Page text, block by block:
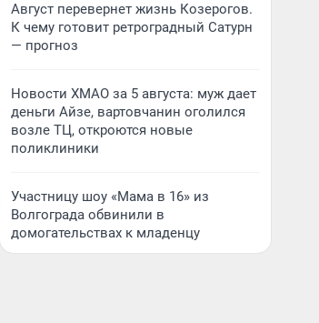
Август перевернет жизнь Козерогов.
К чему готовит ретроградный Сатурн
— прогноз
Новости ХМАО за 5 августа: муж дает
деньги Айзе, вартовчанин оголился
возле ТЦ, откроются новые
поликлиники
Участницу шоу «Мама в 16» из
Волгограда обвинили в
домогательствах к младенцу